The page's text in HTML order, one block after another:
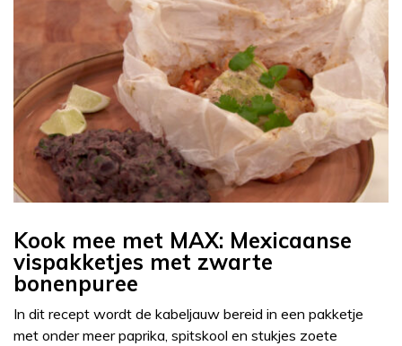
Kook mee met MAX: Mexicaanse
vispakketjes met zwarte
bonenpuree
In dit recept wordt de kabeljauw bereid in een pakketje
met onder meer paprika, spitskool en stukjes zoete